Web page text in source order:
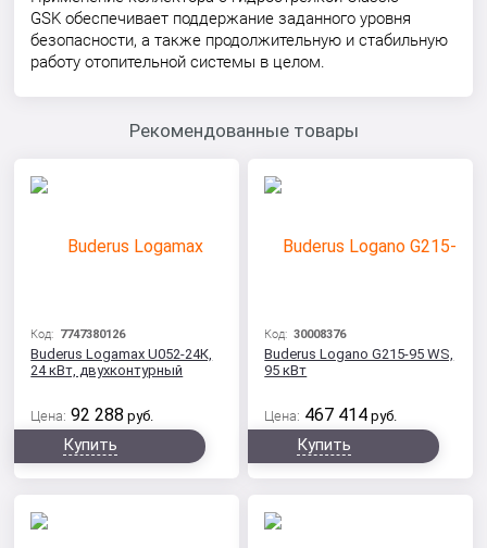
GSK обеспечивает поддержание заданного уровня
безопасности, а также продолжительную и стабильную
работу отопительной системы в целом.
Рекомендованные товары
Код: 7747380126
Buderus Logamax U052-24К,
24 кВт, двухконтурный
Цена: 92 288 руб.
Купить
Код:30008376
Buderus Logano G215-95 WS,
95 кВт
Цена: 467 414 руб.
Купить